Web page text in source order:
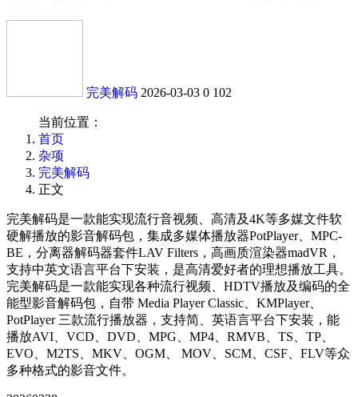
完美解码 2026-03-03 0 102
当前位置：
首页
杂项
完美解码
正文
完美解码是一款能实现流行音视频、高清及4K等多媒文件软
硬解播放的影音解码包，集成多媒体播放器PotPlayer、MPC-
BE，分离器解码器套件LAV Filters，高画质渲染器madVR，
支持中英文语言平台下安装，是高清爱好者的理想播放工具。
完美解码是一款能实现各种流行视频、HDTV播放及编码的全
能型影音解码包，自带 Media Player Classic、KMPlayer、
PotPlayer 三款流行播放器，支持简、英语言平台下安装，能
播放AVI、VCD、DVD、MPG、MP4、RMVB、TS、TP、
EVO、M2TS、MKV、OGM、 MOV、SCM、CSF、FLV等众
多种格式的影音文件。